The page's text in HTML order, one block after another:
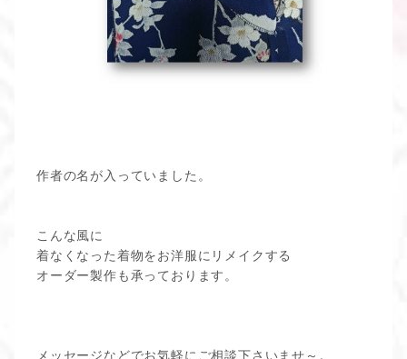
作者の名が入っていました。
こんな風に
着なくなった着物をお洋服にリメイクする
オーダー製作も承っております。